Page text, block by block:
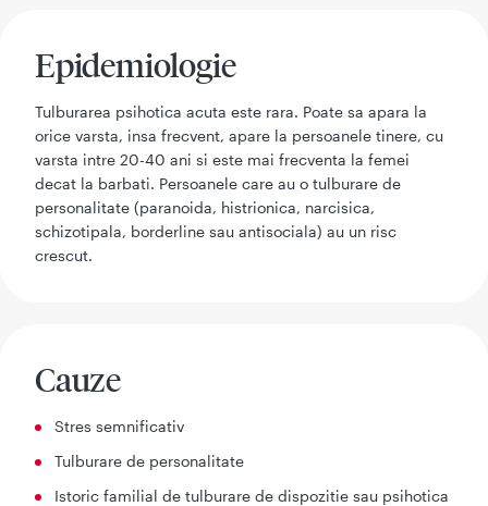
Epidemiologie
Tulburarea psihotica acuta este rara. Poate sa apara la
orice varsta, insa frecvent, apare la persoanele tinere, cu
varsta intre 20-40 ani si este mai frecventa la femei
decat la barbati. Persoanele care au o tulburare de
personalitate (paranoida, histrionica, narcisica,
schizotipala, borderline sau antisociala) au un risc
crescut.
Cauze
Stres semnificativ
Tulburare de personalitate
Istoric familial de tulburare de dispozitie sau psihotica